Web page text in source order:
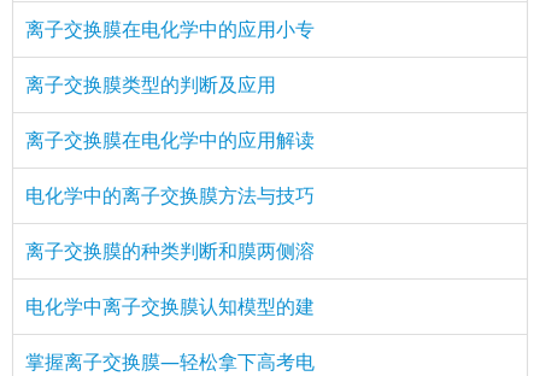
离子交换膜在电化学中的应用小专
离子交换膜类型的判断及应用
离子交换膜在电化学中的应用解读
电化学中的离子交换膜方法与技巧
离子交换膜的种类判断和膜两侧溶
电化学中离子交换膜认知模型的建
掌握离子交换膜—轻松拿下高考电